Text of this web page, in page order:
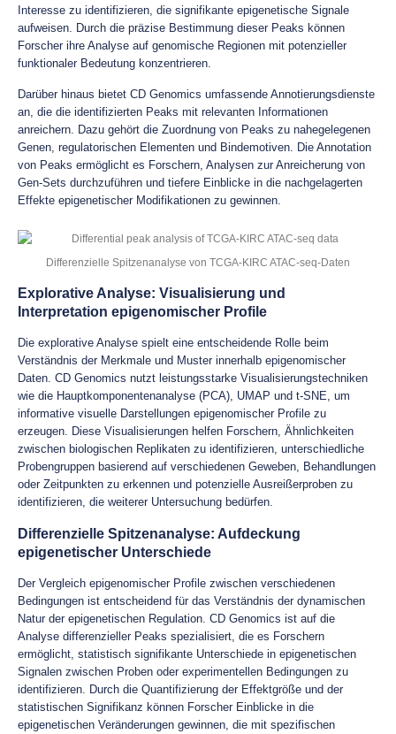
Interesse zu identifizieren, die signifikante epigenetische Signale
aufweisen. Durch die präzise Bestimmung dieser Peaks können
Forscher ihre Analyse auf genomische Regionen mit potenzieller
funktionaler Bedeutung konzentrieren.
Darüber hinaus bietet CD Genomics umfassende Annotierungsdienste
an, die die identifizierten Peaks mit relevanten Informationen
anreichern. Dazu gehört die Zuordnung von Peaks zu nahegelegenen
Genen, regulatorischen Elementen und Bindemotiven. Die Annotation
von Peaks ermöglicht es Forschern, Analysen zur Anreicherung von
Gen-Sets durchzuführen und tiefere Einblicke in die nachgelagerten
Effekte epigenetischer Modifikationen zu gewinnen.
Differenzielle Spitzenanalyse von TCGA-KIRC ATAC-seq-Daten
Explorative Analyse: Visualisierung und
Interpretation epigenomischer Profile
Die explorative Analyse spielt eine entscheidende Rolle beim
Verständnis der Merkmale und Muster innerhalb epigenomischer
Daten. CD Genomics nutzt leistungsstarke Visualisierungstechniken
wie die Hauptkomponentenanalyse (PCA), UMAP und t-SNE, um
informative visuelle Darstellungen epigenomischer Profile zu
erzeugen. Diese Visualisierungen helfen Forschern, Ähnlichkeiten
zwischen biologischen Replikaten zu identifizieren, unterschiedliche
Probengruppen basierend auf verschiedenen Geweben, Behandlungen
oder Zeitpunkten zu erkennen und potenzielle Ausreißerproben zu
identifizieren, die weiterer Untersuchung bedürfen.
Differenzielle Spitzenanalyse: Aufdeckung
epigenetischer Unterschiede
Der Vergleich epigenomischer Profile zwischen verschiedenen
Bedingungen ist entscheidend für das Verständnis der dynamischen
Natur der epigenetischen Regulation. CD Genomics ist auf die
Analyse differenzieller Peaks spezialisiert, die es Forschern
ermöglicht, statistisch signifikante Unterschiede in epigenetischen
Signalen zwischen Proben oder experimentellen Bedingungen zu
identifizieren. Durch die Quantifizierung der Effektgröße und der
statistischen Signifikanz können Forscher Einblicke in die
epigenetischen Veränderungen gewinnen, die mit spezifischen